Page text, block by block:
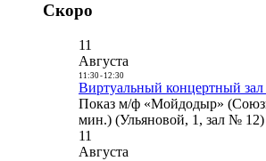
Скоро
11
Августа
11:30- 12:30
Виртуальный концертный зал
Показ м/ф «Мойдодыр»
мин.) (Ульяновой, 1, зал № 12)
11
Августа